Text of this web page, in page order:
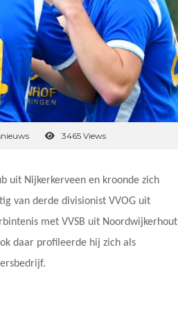
3465 Views
uit Nijkerkerveen en kroonde zich
van derde divisionist VVOG uit
met VVSB uit Noordwijkerhout
daar profileerde hij zich als